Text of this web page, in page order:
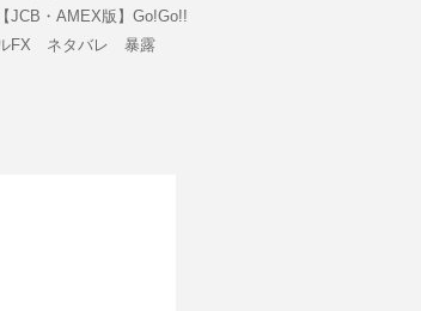
JCB・AMEX版】Go!Go!!
FX ネタバレ 暴露